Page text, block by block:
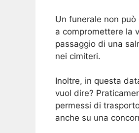
Un funerale non
a compromettere la
passaggio di una
nei cimiteri.
Inoltre, in questa
vuol dire?
permessi di
anche su una